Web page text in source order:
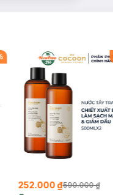
252.000 ₫590.000 ₫